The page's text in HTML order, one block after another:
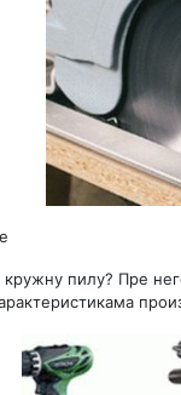
пилу? Пре